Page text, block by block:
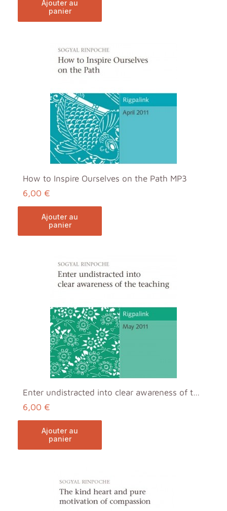
ajouter au
panier
How to Inspire Ourselves on the Path MP3
6,00 €
ajouter au
panier
Enter undistracted into clear awareness of the tea...
6,00 €
ajouter au
panier